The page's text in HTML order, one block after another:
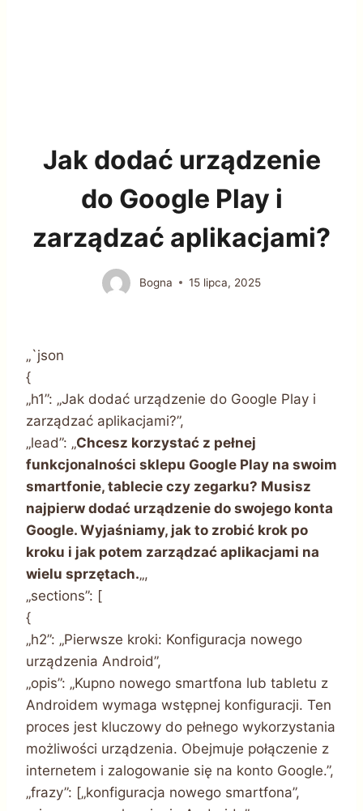
Jak dodać urządzenie
do Google Play i
zarządzać aplikacjami?
Bogna 15 lipca, 2025
„`json
{
„h1”: „Jak dodać urządzenie do Google Play i
zarządzać aplikacjami?”,
„lead”: „Chcesz korzystać z pełnej
funkcjonalności sklepu Google Play na swoim
smartfonie, tablecie czy zegarku? Musisz
najpierw dodać urządzenie do swojego konta
Google. Wyjaśniamy, jak to zrobić krok po
kroku i jak potem zarządzać aplikacjami na
wielu sprzętach.„,
„sections”: [
{
„h2”: „Pierwsze kroki: Konfiguracja nowego
urządzenia Android”,
„opis”: „Kupno nowego smartfona lub tabletu z
Androidem wymaga wstępnej konfiguracji. Ten
proces jest kluczowy do pełnego wykorzystania
możliwości urządzenia. Obejmuje połączenie z
internetem i zalogowanie się na konto Google.”,
„frazy”: [„konfiguracja nowego smartfona”,